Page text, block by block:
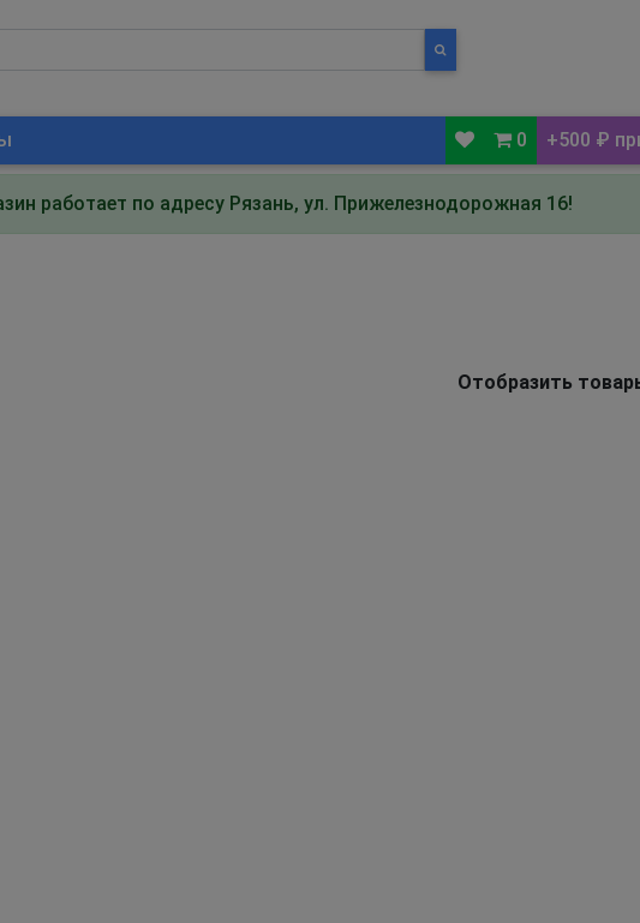
0 +500 ₽
работает по адресу Рязань, ул. Прижелезнодорожная 16!
Отобразить